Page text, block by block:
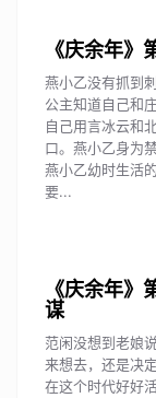
《庆余年
燕小乙没有抓到
公主知道自己和
自己用言冰云和
口。燕小乙身为
燕小乙幼时生活
要...
《庆余年
谋
范闲没想到老娘
来想去，还是决
在这个时代好好